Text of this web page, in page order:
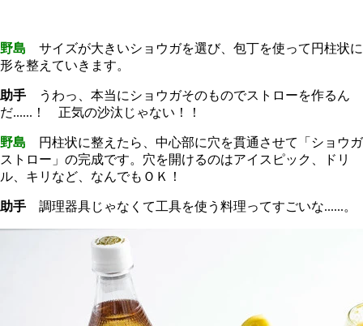
野島 サイズが大きいショウガを選び、包丁を使って円柱状に
形を整えていきます。
助手 うわっ、本当にショウガそのものでストローを作るん
だ......！ 正気の沙汰じゃない！！
野島 円柱状に整えたら、中心部に穴を貫通させて「ショウガ
ストロー」の完成です。穴を開けるのはアイスピック、ドリ
ル、キリなど、なんでもＯＫ！
助手 調理器具じゃなくて工具を使う料理ってすごいな......。